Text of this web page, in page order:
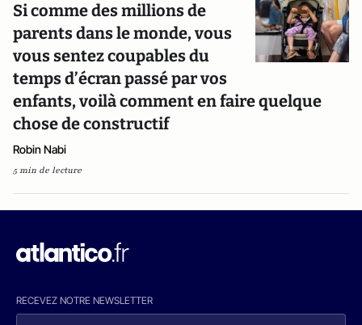
Si comme des millions de
parents dans le monde, vous
vous sentez coupables du
temps d’écran passé par vos
enfants, voilà comment en faire quelque
chose de constructif
Robin Nabi
5 min de lecture
RECEVEZ NOTRE NEWSLETTER